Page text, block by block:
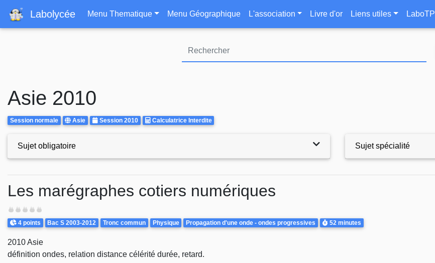
au
contenu
Labolycée Navigation principale
Menu Thematique Menu Géographique L'association Livre d'or Liens utiles LaboTP
Asie 2010
Rattrapages
Session normale
Centre
Asie Annee
Session 2010
Calculatrice
Calculatrice Interdite
Sujet obligatoire Sujet spécialité
Les marégraphes cotiers numériques
Difficulté
Points
4 points Theme
Bac S 2003-2012 Tronc commun Physique Propagation d'une onde - ondes progressives Durée
52 minutes
2010 Asie
définition ondes, relation distance célérité durée, retard.